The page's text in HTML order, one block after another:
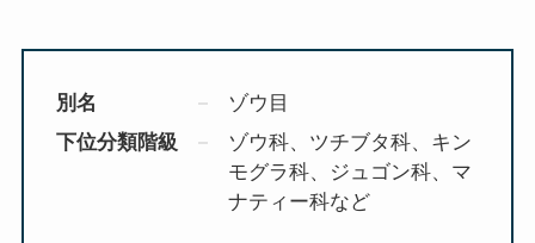
別名
ゾウ目
下位分類階級
ゾウ科、ツチブタ科、キン
モグラ科、ジュゴン科、マ
ナティー科など